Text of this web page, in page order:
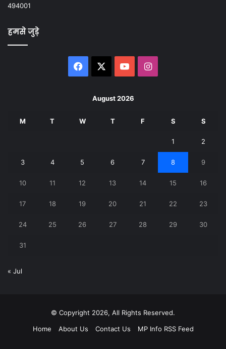
494001
हमसे जुड़े
Facebook YouTubeInstagram
August 2026
M T W T F S S
1 2
3 4 5 6 7 8 9
10 11 12 13 14 15 16
17 18 19 20 21 22 23
24 25 26 27 28 29 30
31
« Jul
© Copyright 2026, All Rights Reserved.
Home
About Us Contact Us MP Info RSS Feed